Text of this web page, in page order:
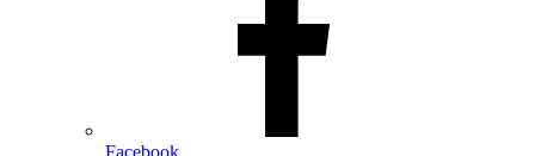
Facebook